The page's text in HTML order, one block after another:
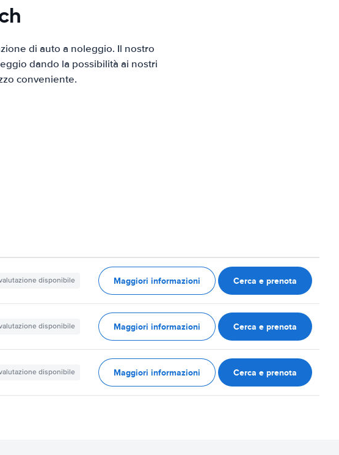
di auto a noleggio. Il nostro
dando la possibilità ai nostri
conveniente.
disponibile Maggiori informazioni Cerca e prenota
disponibile Maggiori informazioni Cerca e prenota
disponibile Maggiori informazioni Cerca e prenota